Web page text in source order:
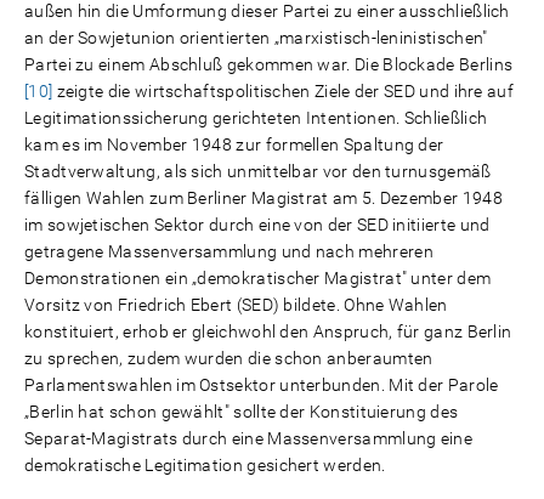
außen hin die Umformung dieser Partei zu einer ausschließlich
an der Sowjetunion orientierten „marxistisch-leninistischen"
Partei zu einem Abschluß gekommen war. Die Blockade Berlins
[10] zeigte die wirtschaftspolitischen Ziele der SED und ihre auf
Legitimationssicherung gerichteten Intentionen. Schließlich
kam es im November 1948 zur formellen Spaltung der
Stadtverwaltung, als sich unmittelbar vor den turnusgemäß
fälligen Wahlen zum Berliner Magistrat am 5. Dezember 1948
im sowjetischen Sektor durch eine von der SED initiierte und
getragene Massenversammlung und nach mehreren
Demonstrationen ein „demokratischer Magistrat" unter dem
Vorsitz von Friedrich Ebert (SED) bildete. Ohne Wahlen
konstituiert, erhob er gleichwohl den Anspruch, für ganz Berlin
zu sprechen, zudem wurden die schon anberaumten
Parlamentswahlen im Ostsektor unterbunden. Mit der Parole
„Berlin hat schon gewählt" sollte der Konstituierung des
Separat-Magistrats durch eine Massenversammlung eine
demokratische Legitimation gesichert werden.